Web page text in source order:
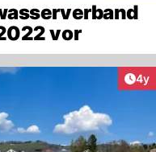
vor
4y